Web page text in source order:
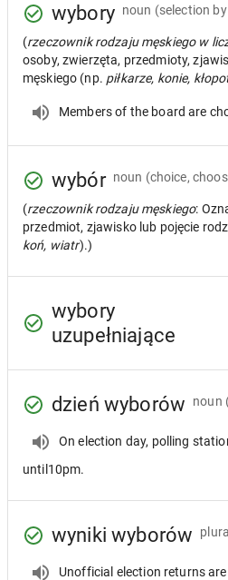
wybory noun (selection
(rzeczownik rodzaju męskiego w
osoby, zwierzęta, przedmioty,
męskiego (np. piłkarze, konie,
Members of the board are
wybór noun (choice,
(rzeczownik rodzaju męskiego:
przedmiot, zjawisko lub pojęcie
koń, wiatr).)
wybory
uzupełniające
dzień wyborów noun
On election day, polling
until10pm.
wyniki wyborów
Unofficial election returns